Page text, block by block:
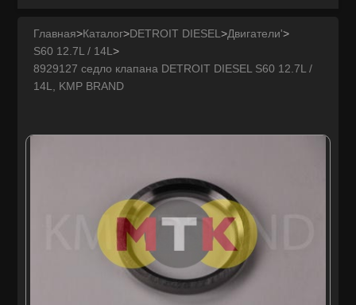
Главная>Каталог>DETROIT DIESEL>Двигатели'>
S60 12.7L / 14L>
8929127 седло клапана DETROIT DIESEL S60 12.7L /
14L, KMP BRAND